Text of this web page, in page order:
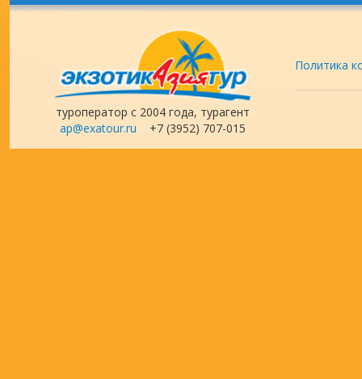
туроператор с 2004 года, турагент
ap@exatour.ru +7 (3952) 707-015
Политика